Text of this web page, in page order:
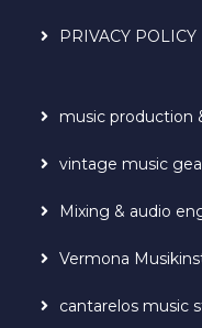
PRIVACY POLICY
music production
vintage music
Mixing & audio
Vermona
cantarelos music